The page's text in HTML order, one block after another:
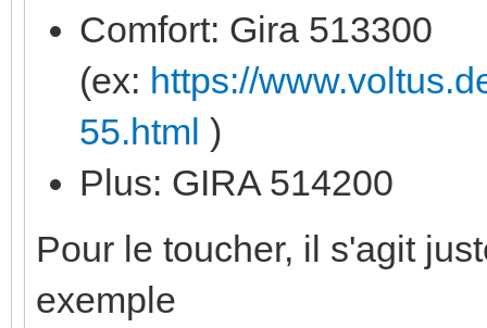
Comfort: Gira 513300
(ex: https://
55.html )
Plus: GIRA 514200
Pour le toucher, il s'agit
exemple